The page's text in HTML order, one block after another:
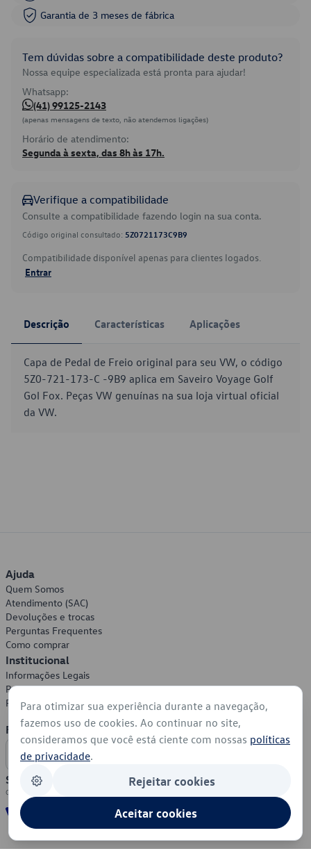
Garantia de 3 meses de fábrica
Tem dúvidas sobre a compatibilidade deste produto?
Nossa equipe especializada está pronta para ajudar!
Whatsapp:
(41) 99125-2143
(apenas mensagens de texto, não atendemos ligações)
Horário de atendimento:
Segunda à sexta, das 8h às 17h.
Verifique a compatibilidade
Consulte a compatibilidade fazendo login na sua conta.
Código original consultado: 5Z0721173C9B9
Compatibilidade disponível apenas para clientes logados.
Entrar
Descrição Características Aplicações
Capa de Pedal de Freio original para seu VW, o código
5Z0-721-173-C -9B9 aplica em Saveiro Voyage Golf
Gol Fox. Peças VW genuínas na sua loja virtual oficial
da VW.
Ajuda
Quem Somos
Atendimento (SAC)
Devoluções e trocas
Perguntas Frequentes
Como comprar
Institucional
Informações Legais
Política de Privacidade
Política de Cookies
Formas de Pagamento
Segurança
Para otimizar sua experiência durante a navegação,
fazemos uso de cookies. Ao continuar no site,
consideramos que você está ciente com nossas políticas
de privacidade.
Rejeitar cookies
Aceitar cookies